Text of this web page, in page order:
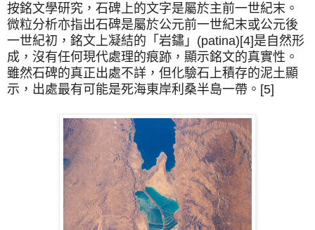
按銘文學研究，石碑上的文字是屬於主前一世紀末。
微粒分析亦指出石碑是屬於公元前一世紀末或公元後
一世紀初，銘文上凝結的「岩鏽」(patina)[4]是自然形
成，沒有任何現代處理的痕跡，顯示銘文的真實性。
雖然石碑的真正出處不詳，但化驗石上積存的泥土顯
示，出處最有可能是死海東岸利桑半島一帶。[5]